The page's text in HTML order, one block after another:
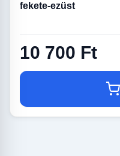
fekete-ezüst
10 700 Ft